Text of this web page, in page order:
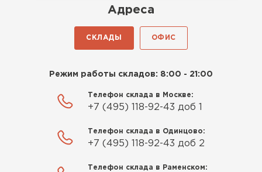
Адреса
СКЛАДЫ ОФИС
Режим работы складов: 8:00 - 21:00
Телефон склада в Москве:
+7 (495) 118-92-43 доб 1
Телефон склада в Одинцово:
+7 (495) 118-92-43 доб 2
Телефон склада в Раменском: